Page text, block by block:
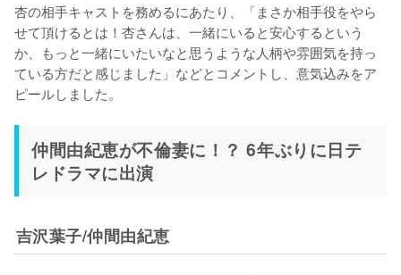
杏の相手キャストを務めるにあたり、「まさか相手役をやら
せて頂けるとは！杏さんは、一緒にいると安心するという
か、もっと一緒にいたいなと思うような人柄や雰囲気を持っ
ている方だと感じました」などとコメントし、意気込みをア
ピールしました。
仲間由紀恵が不倫妻に！？ 6年ぶりに日テ
レドラマに出演
吉沢葉子/仲間由紀恵